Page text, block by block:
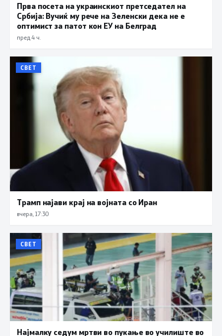
Прва посета на украинскиот претседател на
Србија: Вучиќ му рече на Зеленски дека не е
оптимист за патот кон ЕУ на Белград
пред 4 ч.
СВЕТ
Трамп најави крај на војната со Иран
вчера, 17:30
СВЕТ
Најмалку седум мртви во пукање во училиште во